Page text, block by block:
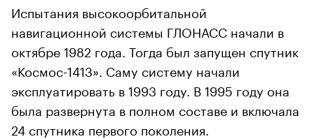
Испытания высокоорбитальной
навигационной системы ГЛОНАСС начали в
октябре 1982 года. Тогда был запущен спутник
«Космос-1413». Саму систему начали
эксплуатировать в 1993 году. В 1995 году она
была развернута в полном составе и включала
24 спутника первого поколения.